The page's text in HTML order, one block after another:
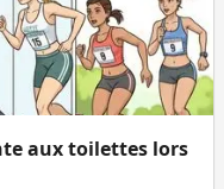
aux toilettes lors